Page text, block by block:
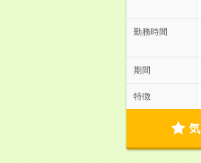
勤務時間
期間
特徴